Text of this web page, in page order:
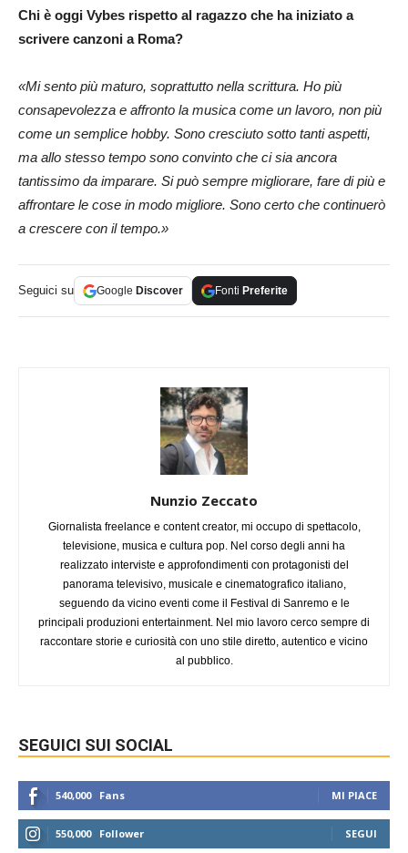
Chi è oggi Vybes rispetto al ragazzo che ha iniziato a
scrivere canzoni a Roma?
«Mi sento più maturo, soprattutto nella scrittura. Ho più
consapevolezza e affronto la musica come un lavoro, non più
come un semplice hobby. Sono cresciuto sotto tanti aspetti,
ma allo stesso tempo sono convinto che ci sia ancora
tantissimo da imparare. Si può sempre migliorare, fare di più e
affrontare le cose in modo migliore. Sono certo che continuerò
a crescere con il tempo.»
Seguici su Google Discover Fonti Preferite
Nunzio Zeccato
Giornalista freelance e content creator, mi occupo di spettacolo,
televisione, musica e cultura pop. Nel corso degli anni ha
realizzato interviste e approfondimenti con protagonisti del
panorama televisivo, musicale e cinematografico italiano,
seguendo da vicino eventi come il Festival di Sanremo e le
principali produzioni entertainment. Nel mio lavoro cerco sempre di
raccontare storie e curiosità con uno stile diretto, autentico e vicino
al pubblico.
SEGUICI SUI SOCIAL
540,000 Fans MI PIACE
550,000 Follower SEGUI